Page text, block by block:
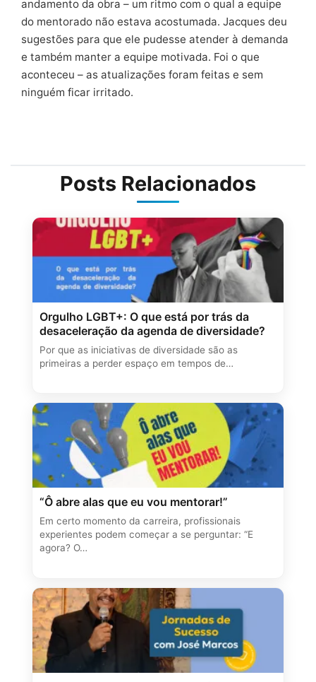
andamento da obra – um ritmo com o qual a equipe
do mentorado não estava acostumada. Jacques deu
sugestões para que ele pudesse atender à demanda
e também manter a equipe motivada. Foi o que
aconteceu – as atualizações foram feitas e sem
ninguém ficar irritado.
Posts Relacionados
Orgulho LGBT+: O que está por trás da
desaceleração da agenda de diversidade?
Por que as iniciativas de diversidade são as
primeiras a perder espaço em tempos de…
“Ô abre alas que eu vou mentorar!”
Em certo momento da carreira, profissionais
experientes podem começar a se perguntar: “E
agora? O…